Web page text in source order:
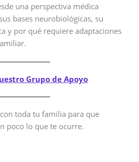
una perspectiva médica
bases neurobiológicas, su
y por qué requiere adaptaciones
Grupo de Apoyo
toda tu familia para que
poco lo que te ocurre.